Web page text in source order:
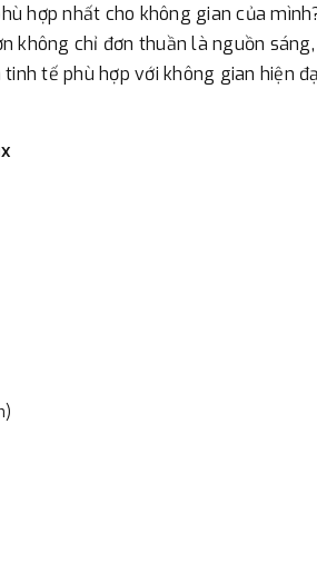
hợp nhất cho không gian của
không chỉ đơn thuần là nguồn
tế phù hợp với không gian hiện